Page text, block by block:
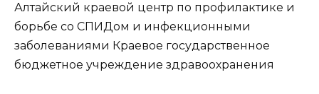
Алтайский краевой центр по профилактике и
борьбе со СПИДом и инфекционными
заболеваниями Краевое государственное
бюджетное учреждение здравоохранения